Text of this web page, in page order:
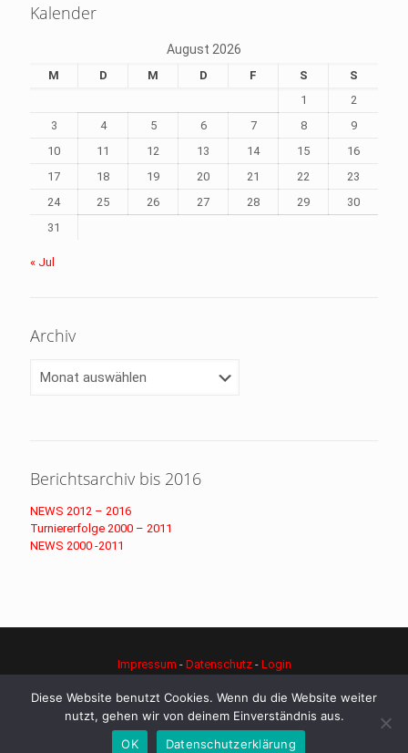
Kalender
August 2026
M D M D F S
S
1
2
3
4 5 6 7 8
9
10
11 12 13 14 15
16
17
18 19 20 21 22
23
24
25 26 27 28 29
30
31
« Jul
Archiv
Berichtsarchiv bis 2016
NEWS 2012 – 2016
Turniererfolge 2000 – 2011
NEWS 2000 -2011
Impressum - Datenschutz- Login
Diese Website benutzt Cookies. Wenn du die Website weiter
nutzt, gehen wir von deinem Einverständnis aus.
OK
Datenschutzerklärung